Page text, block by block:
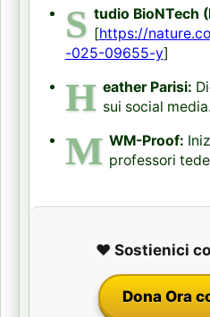
S tudio BioNTech
[https://
-025-09655-y]
H eather Parisi:
sui social media.
M WM-Proof:
professori
❤️ Sostienici
Dona Ora